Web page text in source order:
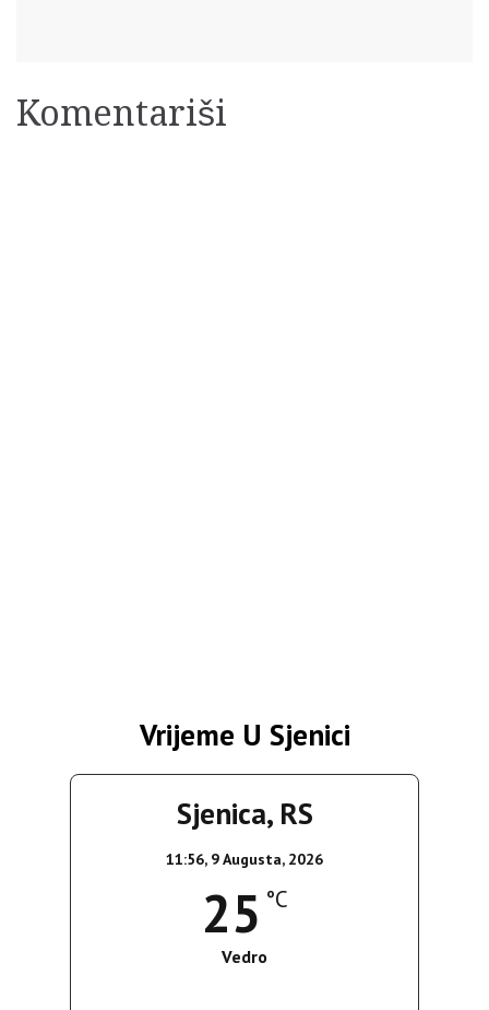
Komentariši
Vrijeme U Sjenici
Sjenica, RS
11:56, 9 Augusta, 2026
25 °C
Vedro